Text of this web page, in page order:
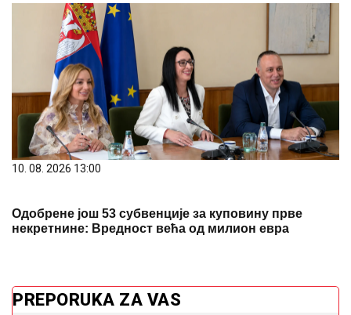
10. 08. 2026 13:00
Одобрене још 53 субвенције за куповину прве
некретнине: Вредност већа од милион евра
PREPORUKA ZA VAS